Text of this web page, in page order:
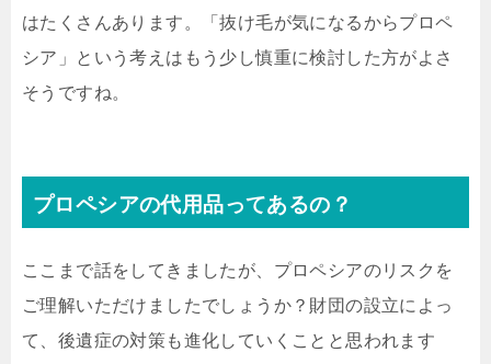
はたくさんあります。「抜け毛が気になるからプロペ
シア」という考えはもう少し慎重に検討した方がよさ
そうですね。
プロペシアの代用品ってあるの？
ここまで話をしてきましたが、プロペシアのリスクを
ご理解いただけましたでしょうか？財団の設立によっ
て、後遺症の対策も進化していくことと思われます